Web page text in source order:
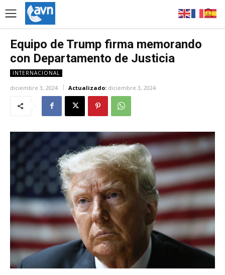
Equipo de Trump firma memorando
con Departamento de Justicia
INTERNACIONAL
diciembre 3, 2024 Actualizado: diciembre 3, 2024